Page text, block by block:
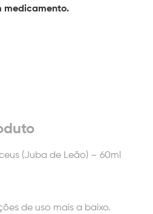
medicamento.
(Juba de Leão) – 60ml
de uso mais a baixo.